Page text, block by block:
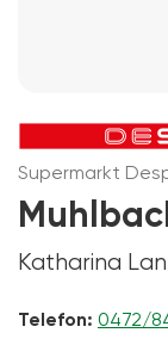
Supermarkt
Katharina
Telefon: 0472/